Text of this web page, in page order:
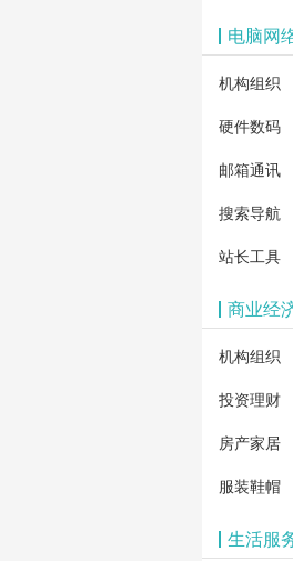
电脑网
机构组织
硬件数码
邮箱通讯
搜索导航
站长工具
商业经
机构组织
投资理财
房产家居
服装鞋帽
生活服